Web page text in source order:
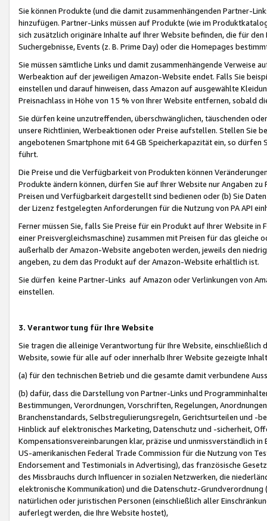
Sie können Produkte (und die damit zusammenhängenden Partner-
hinzufügen. Partner-Links müssen auf Produkte (wie im
sich zusätzlich originäre Inhalte auf Ihrer Website befinden, die für
Suchergebnisse, Events (z. B. Prime Day) oder die Homepages
Sie müssen sämtliche Links und damit zusammenhängende
Werbeaktion auf der jeweiligen Amazon-Website endet. Falls Sie
einstellen und darauf hinweisen, dass Amazon auf ausgewählte
Preisnachlass in Höhe von 15 % von Ihrer Website entfernen, sobald
Sie dürfen keine unzutreffenden, überschwänglichen, täuschenden
unsere Richtlinien, Werbeaktionen oder Preise aufstellen. Stellen Sie
angebotenen Smartphone mit 64 GB Speicherkapazität ein, so dürfen
führt.
Die Preise und die Verfügbarkeit von Produkten können
Produkte ändern können, dürfen Sie auf Ihrer Website nur Angaben
Preisen und Verfügbarkeit dargestellt sind bedienen oder (b) Sie
der Lizenz festgelegten Anforderungen für die Nutzung von PA API
Ferner müssen Sie, falls Sie Preise für ein Produkt auf Ihrer Website
einer Preisvergleichsmaschine) zusammen mit Preisen für das
außerhalb der Amazon-Website angeboten werden, jeweils den
angeben, zu dem das Produkt auf der Amazon-Website erhältlich ist.
Sie dürfen keine Partner-Links auf Amazon oder Verlinkungen von
einstellen.
3. Verantwortung für Ihre Website
Sie tragen die alleinige Verantwortung für Ihre Website,
Website, sowie für alle auf oder innerhalb Ihrer Website gezeigte
(a) für den technischen Betrieb und die gesamte damit verbundene
(b) dafür, dass die Darstellung von Partner-Links und
Bestimmungen, Verordnungen, Vorschriften, Regelungen,
Branchenstandards, Selbstregulierungsregeln, Gerichtsurteilen und -
Hinblick auf elektronisches Marketing, Datenschutz und -sicherheit,
Kompensationsvereinbarungen klar, präzise und unmissverständlich
US-amerikanischen Federal Trade Commission für die Nutzung von
Endorsement and Testimonials in Advertising), das französische
des Missbrauchs durch Influencer in sozialen Netzwerken, die
elektronische Kommunikation) und die Datenschutz-
natürlichen oder juristischen Personen (einschließlich aller
auferlegt werden, die Ihre Website hostet),